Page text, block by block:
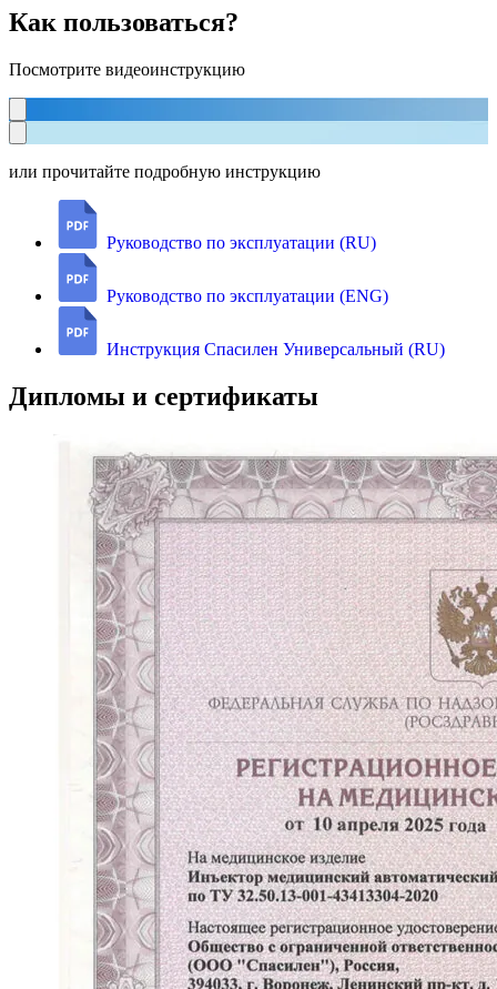
Как пользоваться?
Посмотрите видеоинструкцию
или прочитайте подробную инструкцию
Руководство по эксплуатации (RU)
Руководство по эксплуатации (ENG)
Инструкция Спасилен Универсальный (RU)
Дипломы и сертификаты